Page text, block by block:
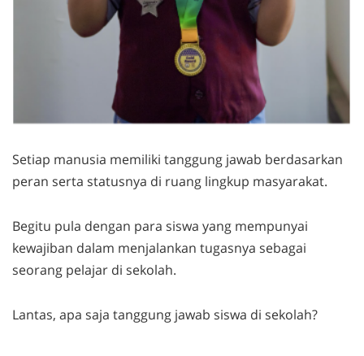
Setiap manusia memiliki tanggung jawab berdasarkan
peran serta statusnya di ruang lingkup masyarakat.
Begitu pula dengan para siswa yang mempunyai
kewajiban dalam menjalankan tugasnya sebagai
seorang pelajar di sekolah.
Lantas, apa saja tanggung jawab siswa di sekolah?